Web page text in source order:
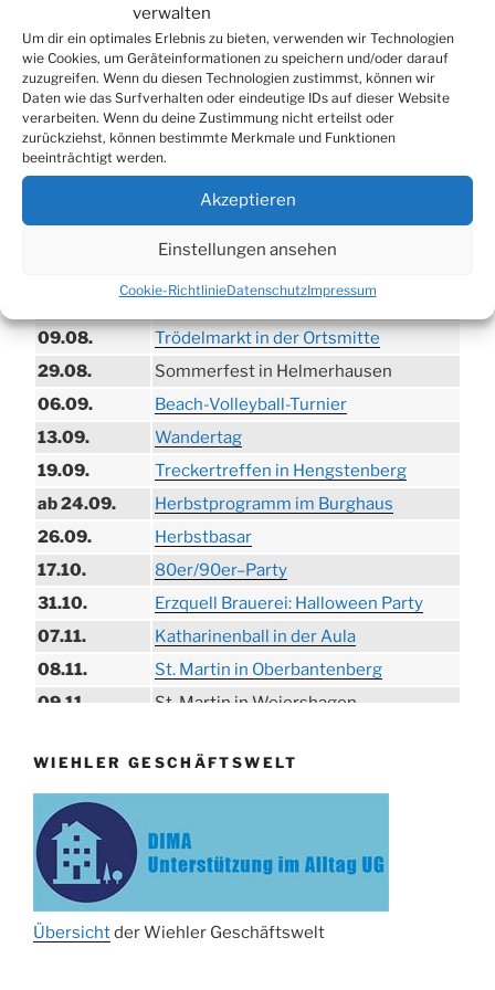
verwalten
Um dir ein optimales Erlebnis zu bieten, verwenden wir Technologien
wie Cookies, um Geräteinformationen zu speichern und/oder darauf
zuzugreifen. Wenn du diesen Technologien zustimmst, können wir
Daten wie das Surfverhalten oder eindeutige IDs auf dieser Website
verarbeiten. Wenn du deine Zustimmung nicht erteilst oder
zurückziehst, können bestimmte Merkmale und Funktionen
beeinträchtigt werden.
Akzeptieren
Einstellungen ansehen
Cookie-RichtlinieDatenschutzImpressum
TERMINE
09.08.
Trödelmarkt in der Ortsmitte
29.08.
Sommerfest in Helmerhausen
06.09.
Beach-Volleyball-Turnier
13.09.
Wandertag
19.09.
Treckertreffen in Hengstenberg
ab 24.09.
Herbstprogramm im Burghaus
26.09.
Herbstbasar
17.10.
80er/90er–Party
31.10.
Erzquell Brauerei: Halloween Party
07.11.
Katharinenball in der Aula
08.11.
St. Martin in Oberbantenberg
09.11.
St. Martin in Weiershagen
11.11.
„DÜX“ im Burghaus
14.11.
15.11.
Konzert Bielsteiner Männerchor
15.11.
Volkstrauertag am Ehrenmal
27.11.
Kirche
WIEHLER GESCHÄFTSWELT
Übersichtder Wiehler Geschäftswelt